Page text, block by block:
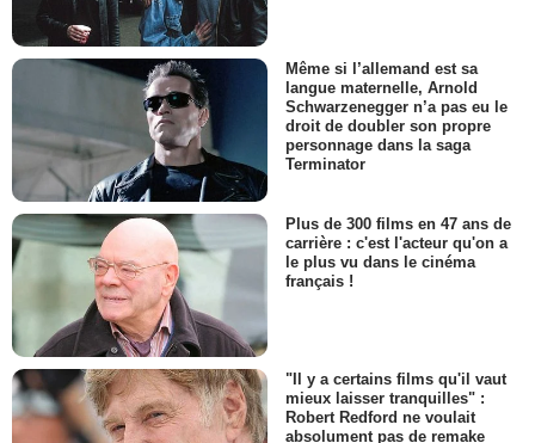
Même si l’allemand est sa
langue maternelle, Arnold
Schwarzenegger n’a pas eu le
droit de doubler son propre
personnage dans la saga
Terminator
Plus de 300 films en 47 ans de
carrière : c'est l'acteur qu'on a
le plus vu dans le cinéma
français !
"Il y a certains films qu'il vaut
mieux laisser tranquilles" :
Robert Redford ne voulait
absolument pas de remake